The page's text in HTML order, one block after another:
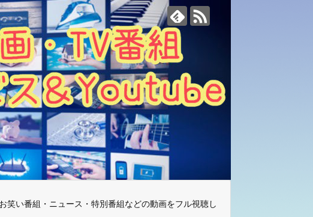
笑い番組・ニュース・特別番組などの動画をフル視聴し